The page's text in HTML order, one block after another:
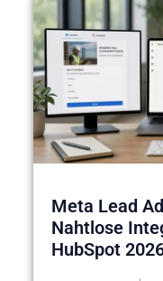
Meta Lead
Nahtlose
HubSpot